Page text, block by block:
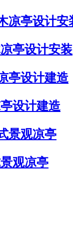
亭设计安装
设计建造
观凉亭